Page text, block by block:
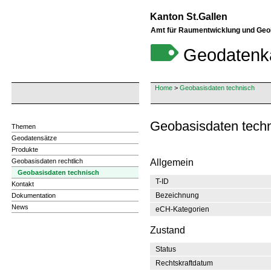
Kanton St.Gallen
Amt für Raumentwicklung und
Home > Geobasisdaten technisch
Themen
Geodatensätze
Produkte
Geobasisdaten rechtlich
Geobasisdaten technisch
Kontakt
Dokumentation
News
Geobasisdaten
Allgemein
T-ID
Bezeichnung
eCH-Kategorien
Zustand
Status
Rechtskraftdatum